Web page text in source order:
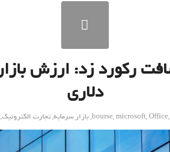
دلاری
bourse,microsoft,Office,
,بازار سرمایه,تجارت الکترونیک,